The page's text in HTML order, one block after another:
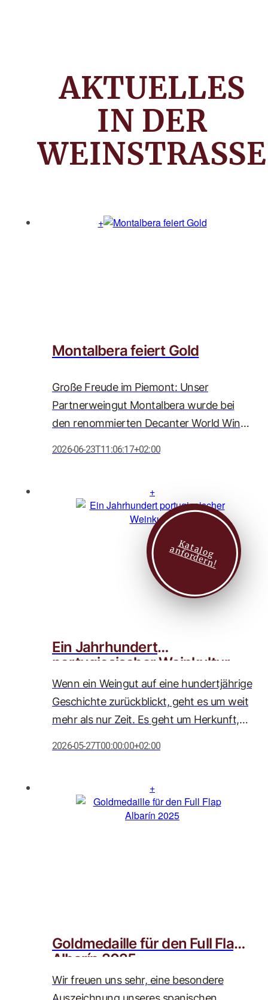
Montalbera feiert Gold
Große Freude im Piemont: Unser
Partnerweingut Montalbera wurde bei
den renommierten Decanter World Wine
Barolo DOCG Comune di Serralunga
d'Alba 2021, der mit beeindruckenden 95
Punkten ausgezeichnet wurde und damit
zu den Spitzenweinen des Wettbewerbs
2026-06-23T11:06:17+02:00
Ein Jahrhundert
portugiesischer Weinkultur
Wenn ein Weingut auf eine hundertjährige
Geschichte zurückblickt, geht es um weit
mehr als nur Zeit. Es geht um Herkunft,
(gegründet 1926) – ein Meilenstein, den
wir als Weinstrasse Adolph GmbH mit
2026-05-27T00:00:00+02:00
Goldmedaille für den Full Flap
Albarín 2025
Wir freuen uns sehr, eine besondere
K
a
t
a
l
o
g
a
n
f
o
r
d
e
r
n
!